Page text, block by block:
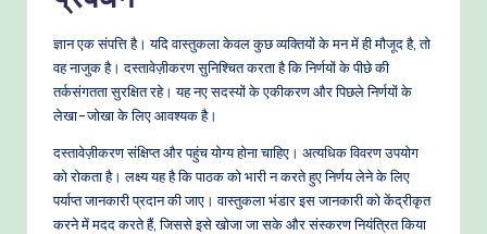
ज्ञान एक संपत्ति है। यदि वास्तुकला केवल कुछ व्यक्तियों के मन में ही मौजूद है, तो
वह नाजुक है। दस्तावेज़ीकरण सुनिश्चित करता है कि निर्णयों के पीछे की
तर्कसंगतता सुरक्षित रहे। यह नए सदस्यों के एकीकरण और पिछले निर्णयों के
लेखा-जोखा के लिए आवश्यक है।
दस्तावेज़ीकरण संक्षिप्त और पहुंच योग्य होना चाहिए। अत्यधिक विवरण उपयोग
को रोकता है। लक्ष्य यह है कि पाठक को भारी न करते हुए निर्णय लेने के लिए
पर्याप्त जानकारी प्रदान की जाए। वास्तुकला भंडार इस जानकारी को केंद्रीकृत
करने में मदद करते हैं, जिससे इसे खोजा जा सके और संस्करण नियंत्रित किया